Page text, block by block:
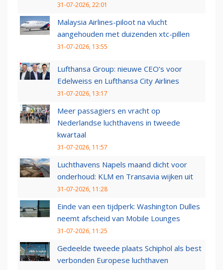
31-07-2026, 22:01
Malaysia Airlines-piloot na vlucht
aangehouden met duizenden xtc-pillen
31-07-2026, 13:55
Lufthansa Group: nieuwe CEO’s voor
Edelweiss en Lufthansa City Airlines
31-07-2026, 13:17
Meer passagiers en vracht op
Nederlandse luchthavens in tweede
kwartaal
31-07-2026, 11:57
Luchthavens Napels maand dicht voor
onderhoud: KLM en Transavia wijken uit
31-07-2026, 11:28
Einde van een tijdperk: Washington Dulles
neemt afscheid van Mobile Lounges
31-07-2026, 11:25
Gedeelde tweede plaats Schiphol als best
verbonden Europese luchthaven